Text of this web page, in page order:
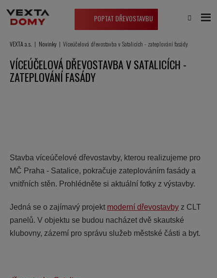
POPTAT DŘEVOSTAVBU
VEXTA a.s. Novinky Víceúčelová dřevostavba v Satalicích - zateplování fasády
VÍCEÚČELOVÁ DŘEVOSTAVBA V SATALICÍCH -
ZATEPLOVÁNÍ FASÁDY
Stavba víceúčelové dřevostavby, kterou realizujeme pro
MČ Praha - Satalice, pokračuje zateplováním fasády a
vnitřních stěn. Prohlédněte si aktuální fotky z výstavby.
Jedná se o zajímavý projekt moderní dřevostavby z CLT
panelů. V objektu se budou nacházet dvě skautské
klubovny, zázemí pro správu služeb městské části a byt.